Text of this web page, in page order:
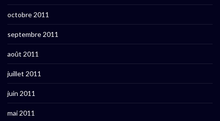
octobre 2011
septembre 2011
août 2011
juillet 2011
juin 2011
mai 2011